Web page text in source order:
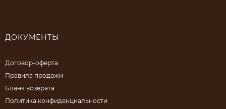
ДОКУМЕНТЫ
Договор-оферта
Правила продажи
Бланк возврата
Политика конфиденциальности